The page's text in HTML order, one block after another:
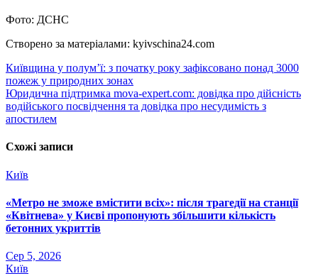
Фото: ДСНС
Створено за матеріалами: kyivschina24.com
Навігація
записів
Київщина у полум’ї: з початку року зафіксовано понад 3000
пожеж у природних зонах
Юридична підтримка mova-expert.com: довідка про дійсність
водійського посвідчення та довідка про несудимість з
апостилем
Схожі записи
Київ
«Метро не зможе вмістити всіх»: після трагедії на станції
«Квітнева» у Києві пропонують збільшити кількість
бетонних укриттів
Сер 5, 2026
Київ